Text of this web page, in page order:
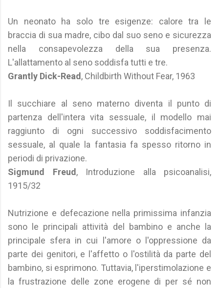
Un neonato ha solo tre esigenze: calore tra le
braccia di sua madre, cibo dal suo seno e sicurezza
nella consapevolezza della sua presenza.
L'allattamento al seno soddisfa tutti e tre.
Grantly Dick-Read , Childbirth Without Fear, 1963
Il succhiare al seno materno diventa il punto di
partenza dell'intera vita sessuale, il modello mai
raggiunto di ogni successivo soddisfacimento
sessuale, al quale la fantasia fa spesso ritorno in
periodi di privazione.
Sigmund Freud , Introduzione alla psicoanalisi,
1915/32
Nutrizione e defecazione nella primissima infanzia
sono le principali attività del bambino e anche la
principale sfera in cui l'amore o l'oppressione da
parte dei genitori, e l'affetto o l'ostilità da parte del
bambino, si esprimono. Tuttavia, l'iperstimolazione e
la frustrazione delle zone erogene di per sé non